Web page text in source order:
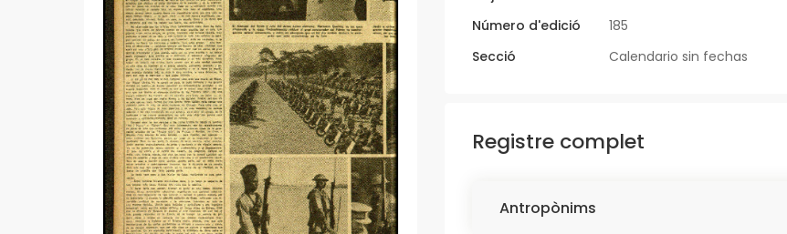
Número d'edició
185
Secció
Calendario sin fechas
Registre complet
Antropònims